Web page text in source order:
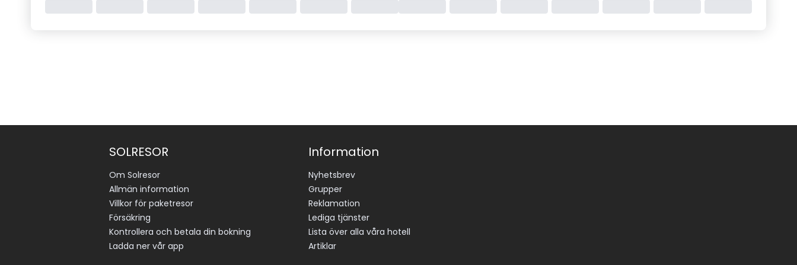
SOLRESOR
Om Solresor
Allmän information
Villkor för paketresor
Försäkring
Kontrollera och betala din bokning
Ladda ner vår app
Information
Nyhetsbrev
Grupper
Reklamation
Lediga tjänster
Lista över alla våra hotell
Artiklar